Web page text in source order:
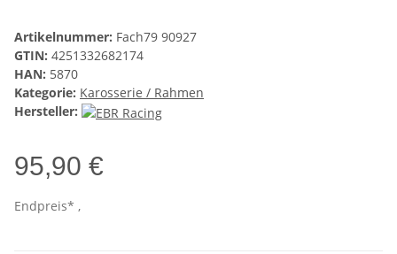
Artikelnummer: Fach79 90927
GTIN: 4251332682174
HAN: 5870
Kategorie: Karosserie / Rahmen
Hersteller:
95,90 €
Endpreis* ,